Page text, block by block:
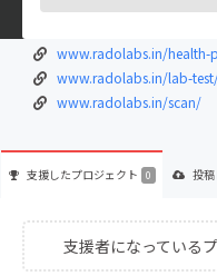
www.radolabs.in/health-
www.radolabs.in/lab-
www.radolabs.in/scan/
支援したプロジェクト 0 投稿
支援者になっている